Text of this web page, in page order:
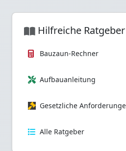
Hilfreiche Ratgeber
Bauzaun-Rechner
Aufbauanleitung
Gesetzliche
Alle Ratgeber